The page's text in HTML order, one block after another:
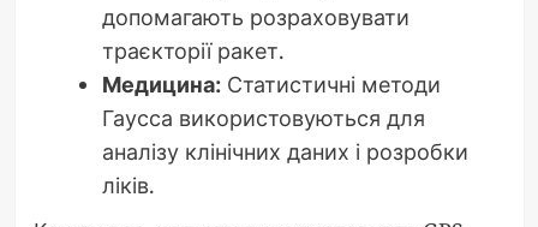
допомагають розраховувати
траєкторії ракет.
Медицина:Статистичні методи
Гаусса використовуються для
аналізу клінічних даних і розробки
ліків.